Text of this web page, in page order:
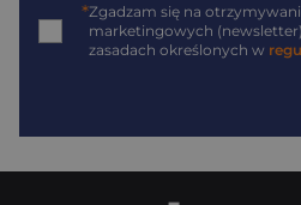
*Zgadzam się na
marketingowych
zasadach określonych w